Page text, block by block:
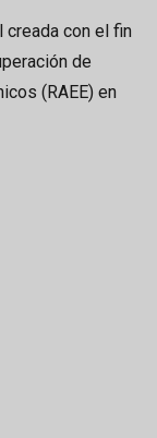
con el fin
de
(RAEE) en